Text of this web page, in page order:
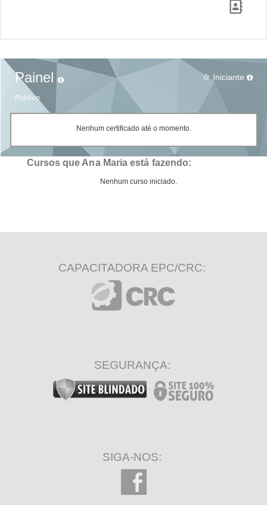
Painel
Público
star_border Iniciante
Nenhum certificado até o momento.
Cursos que Ana Maria está fazendo:
Nenhum curso iniciado.
CAPACITADORA EPC/CRC:
SEGURANÇA:
SIGA-NOS: